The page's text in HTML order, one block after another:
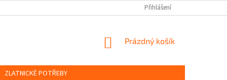
PODMÍNKY OCHRANY OSOBNÍCH ÚDAJŮ
Přihlášení
NÁKUPNÍ
Prázdný košík
ZLATNICKÉ POTŘEBY